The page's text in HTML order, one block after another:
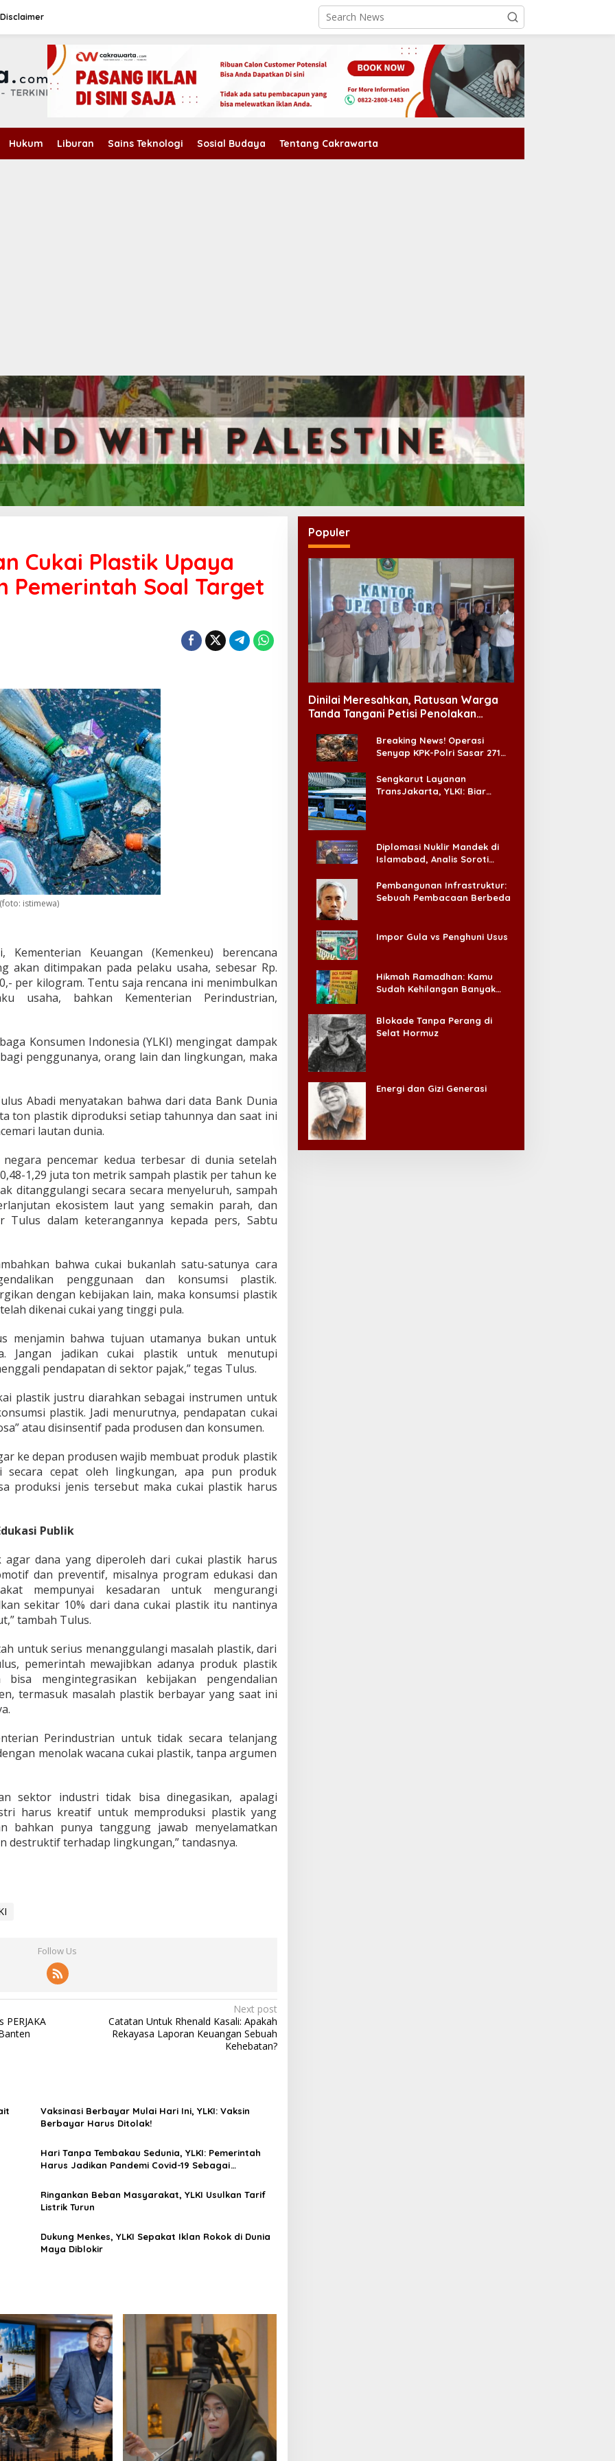
Disclaimer
Hukum Liburan Sains Teknologi Sosial Budaya Tentang Cakrawarta
Cukai Plastik Upaya
Pemerintah Soal Target
istimewa)
Keuangan (Kemenkeu) berencana
akan ditimpakan pada pelaku usaha, sebesar Rp.
per kilogram. Tentu saja rencana ini menimbulkan
usaha, bahkan Kementerian Perindustrian,
Konsumen Indonesia (YLKI) mengingat dampak
penggunanya, orang lain dan lingkungan, maka
Abadi menyatakan bahwa dari data Bank Dunia
ton plastik diproduksi setiap tahunnya dan saat ini
lautan dunia.
negara pencemar kedua terbesar di dunia setelah
1,29 juta ton metrik sampah plastik per tahun ke
ditanggulangi secara secara menyeluruh, sampah
ekosistem laut yang semakin parah, dan
Tulus dalam keterangannya kepada pers, Sabtu
bahwa cukai bukanlah satu-satunya cara
penggunaan dan konsumsi plastik.
dengan kebijakan lain, maka konsumsi plastik
dikenai cukai yang tinggi pula.
menjamin bahwa tujuan utamanya bukan untuk
Jangan jadikan cukai plastik untuk menutupi
pendapatan di sektor pajak,” tegas Tulus.
plastik justru diarahkan sebagai instrumen untuk
plastik. Jadi menurutnya, pendapatan cukai
atau disinsentif pada produsen dan konsumen.
ke depan produsen wajib membuat produk plastik
secara cepat oleh lingkungan, apa pun produk
produksi jenis tersebut maka cukai plastik harus
Publik
agar dana yang diperoleh dari cukai plastik harus
dan preventif, misalnya program edukasi dan
mempunyai kesadaran untuk mengurangi
sekitar 10% dari dana cukai plastik itu nantinya
tambah Tulus.
untuk serius menanggulangi masalah plastik, dari
pemerintah mewajibkan adanya produk plastik
mengintegrasikan kebijakan pengendalian
termasuk masalah plastik berbayar yang saat ini
Perindustrian untuk tidak secara telanjang
menolak wacana cukai plastik, tanpa argumen
sektor industri tidak bisa dinegasikan, apalagi
harus kreatif untuk memproduksi plastik yang
bahkan punya tanggung jawab menyelamatkan
destruktif terhadap lingkungan,” tandasnya.
Follow Us
Next post
Catatan Untuk Rhenald Kasali: Apakah
Rekayasa Laporan Keuangan Sebuah
Kehebatan?
Vaksinasi Berbayar Mulai Hari Ini, YLKI: Vaksin
Berbayar Harus Ditolak!
Hari Tanpa Tembakau Sedunia, YLKI: Pemerintah
Harus Jadikan Pandemi Covid-19 Sebagai
Ringankan Beban Masyarakat, YLKI Usulkan Tarif
Listrik Turun
Dukung Menkes, YLKI Sepakat Iklan Rokok di Dunia
Maya Diblokir
Populer
Dinilai Meresahkan, Ratusan Warga
Tanda Tangani Petisi Penolakan
Breaking News! Operasi
Senyap KPK-Polri Sasar 271
Ada ‘Badai Pemeriksaan’
Sengkarut Layanan
TransJakarta, YLKI: Biar
Diplomasi Nuklir Mandek di
Islamabad, Analis Soroti
Pembangunan Infrastruktur:
Sebuah Pembacaan Berbeda
Impor Gula vs Penghuni Usus
Hikmah Ramadhan: Kamu
Sudah Kehilangan Banyak
Blokade Tanpa Perang di
Selat Hormuz
Energi dan Gizi Generasi